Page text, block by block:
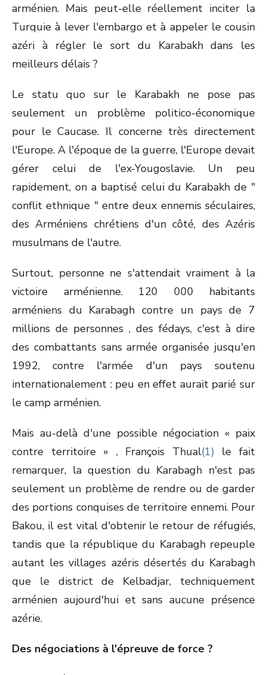
arménien. Mais peut-elle réellement inciter la
Turquie à lever l'embargo et à appeler le cousin
azéri à régler le sort du Karabakh dans les
meilleurs délais ?
Le statu quo sur le Karabakh ne pose pas
seulement un problème politico-économique
pour le Caucase. Il concerne très directement
l'Europe. A l'époque de la guerre, l'Europe devait
gérer celui de l'ex-Yougoslavie. Un peu
rapidement, on a baptisé celui du Karabakh de "
conflit ethnique " entre deux ennemis séculaires,
des Arméniens chrétiens d'un côté, des Azéris
musulmans de l'autre.
Surtout, personne ne s'attendait vraiment à la
victoire arménienne. 120 000 habitants
arméniens du Karabagh contre un pays de 7
millions de personnes , des fédays, c'est à dire
des combattants sans armée organisée jusqu'en
1992, contre l'armée d'un pays soutenu
internationalement : peu en effet aurait parié sur
le camp arménien.
Mais au-delà d'une possible négociation « paix
contre territoire » , François Thual(1) le fait
remarquer, la question du Karabagh n'est pas
seulement un problème de rendre ou de garder
des portions conquises de territoire ennemi. Pour
Bakou, il est vital d'obtenir le retour de réfugiés,
tandis que la république du Karabagh repeuple
autant les villages azéris désertés du Karabagh
que le district de Kelbadjar, techniquement
arménien aujourd'hui et sans aucune présence
azérie.
Des négociations à l'épreuve de force ?